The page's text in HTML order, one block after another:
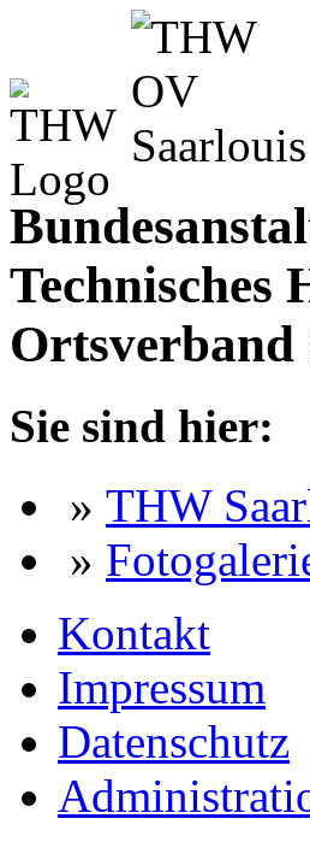
Technisches
Ortsverband
Sie sind hier:
» THW
»
Kontakt
Impressum
Datenschutz